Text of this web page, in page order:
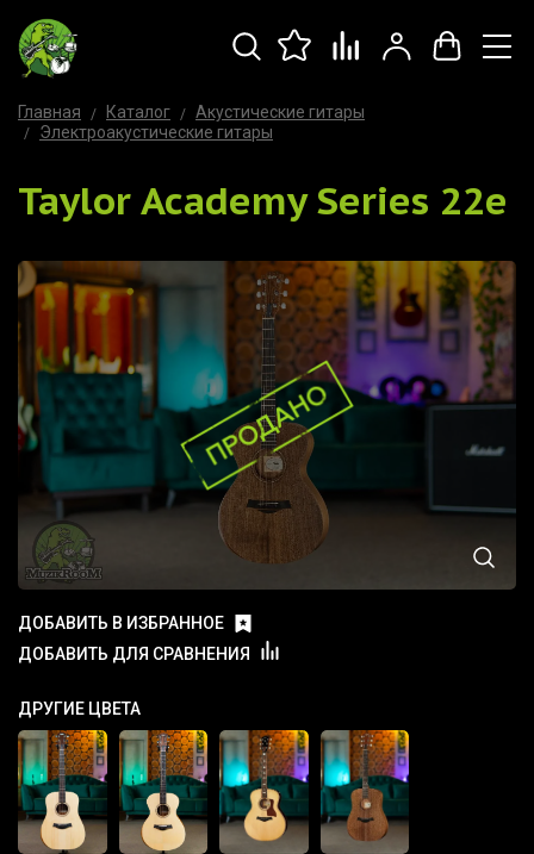
Главная Каталог
Акустические гитары
Электроакустические гитары
Taylor Academy Series 22e
ДОБАВИТЬ В ИЗБРАННОЕ
ДОБАВИТЬ ДЛЯ СРАВНЕНИЯ
ДРУГИЕ ЦВЕТА